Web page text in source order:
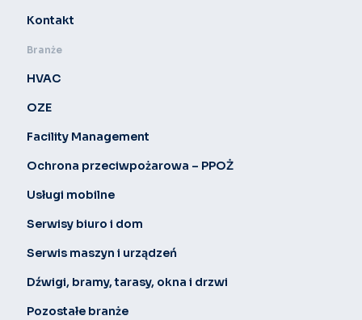
Kontakt
Branże
HVAC
OZE
Facility Management
Ochrona przeciwpożarowa – PPOŻ
Usługi mobilne
Serwisy biuro i dom
Serwis maszyn i urządzeń
Dźwigi, bramy, tarasy, okna i drzwi
Pozostałe branże